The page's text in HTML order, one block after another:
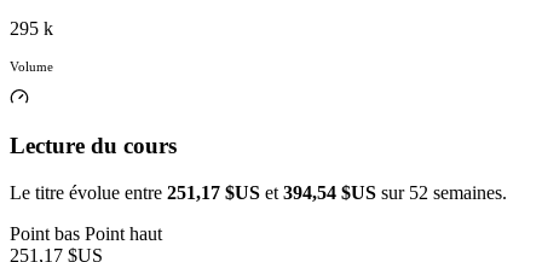
295 k
Volume
Lecture du cours
Le titre évolue entre 251,17 $US et 394,54 $US sur 52 semaines.
Point bas Point haut
251,17 $US